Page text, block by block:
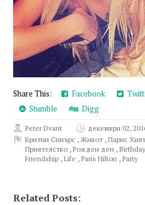
Share This: Facebook
Stumble
Digg
Peter Dvant
декември 02,
Бритни Спиърс ,Живот ,Парис
Приятелство ,Рожден ден ,Birthday
Friendship ,Life ,Paris Hilton ,Party
Related Posts: